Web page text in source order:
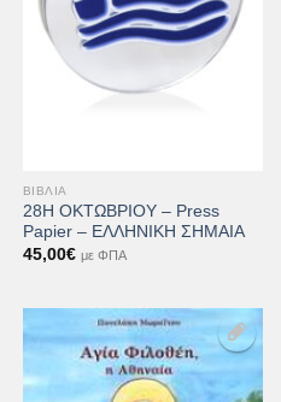
ΒΙΒΛΊΑ
28Η ΟΚΤΩΒΡΙΟΥ – Press
Papier – ΕΛΛΗΝΙΚΗ ΣΗΜΑΙΑ
45,00€ με ΦΠΑ